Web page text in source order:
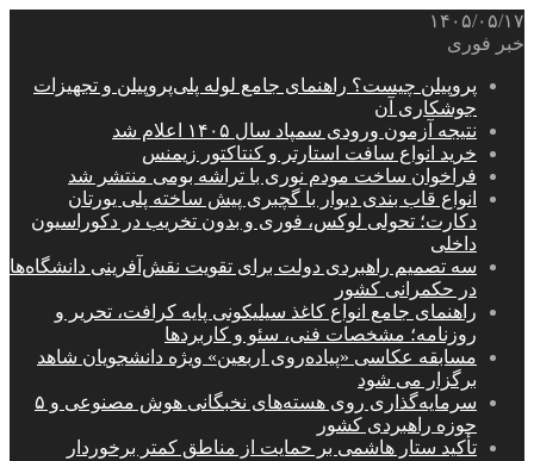
۱۴۰۵/۰۵/۱۷
خبر فوری
پروپیلن چیست؟ راهنمای جامع لوله پلی‌پروپیلن و تجهیزات
جوشکاری آن
نتیجه آزمون ورودی سمپاد سال ۱۴۰۵ اعلام شد
خرید انواع سافت استارتر و کنتاکتور زیمنس
فراخوان ساخت مودم نوری با تراشه بومی منتشر شد
انواع قاب بندی دیوار با گچبری پیش ساخته پلی یورتان
دکارت؛ تحولی لوکس، فوری و بدون تخریب در دکوراسیون
داخلی
سه تصمیم راهبردی دولت برای تقویت نقش‌آفرینی دانشگاه‌ها
در حکمرانی کشور
راهنمای جامع انواع کاغذ سیلیکونی پایه کرافت، تحریر و
روزنامه؛ مشخصات فنی، سئو و کاربردها
مسابقه عکاسی «پیاده‌روی اربعین» ویژه دانشجویان شاهد
برگزار می شود
سرمایه‌گذاری روی هسته‌های نخبگانی هوش مصنوعی و ۵
حوزه راهبردی کشور
تأکید ستار هاشمی بر حمایت از مناطق کمتر برخوردار